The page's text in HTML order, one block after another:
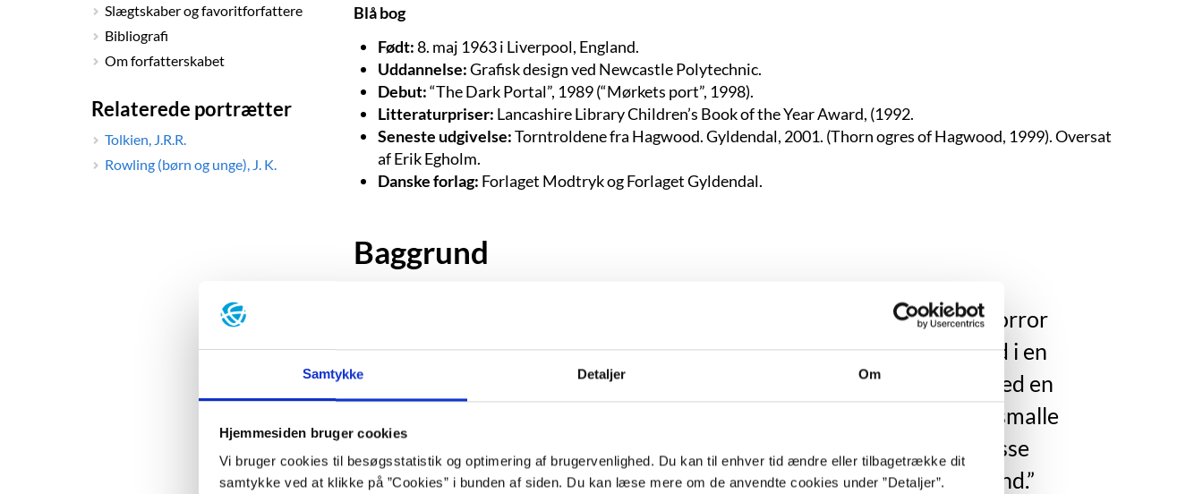
Samtykke Detaljer Om
Hjemmesiden bruger cookies
Vi bruger cookies til besøgsstatistik og optimering af brugervenlighed. Du kan til enhver tid ændre eller tilbagetrække dit
samtykke ved at klikke på ”Cookies” i bunden af siden. Du kan læse mere om de anvendte cookies under ”Detaljer”.
Slægtskaber og favoritforfattere
Bibliografi
Om forfatterskabet
Relaterede portrætter
Tolkien, J.R.R.
Rowling (børn og unge), J. K.
Blå bog
Født:8. maj 1963 i Liverpool, England.
Uddannelse:Grafisk design ved Newcastle Polytechnic.
Debut:“The Dark Portal”, 1989 (“Mørkets port”, 1998).
Litteraturpriser: Lancashire Library Children’s Book of the Year Award, (1992.
Seneste udgivelse:Torntroldene fra Hagwood. Gyldendal, 2001. (Thorn ogres of Hagwood, 1999). Oversat
af Erik Egholm.
Danske forlag: Forlaget Modtryk og Forlaget Gyldendal.
Baggrund
“Væsenet kom kravlende op fra floden. Det var en formløs horror
som en umådelig stor og tjæret amøbe, der forlængede sig ud i en
tyk, slangeagtig arm, så det kunne hive sig op af trapperne. Med en
ækel, skvulpende lyd, bevægede det sig langsomt gennem de smalle
brostensbelagte gader, og hvor end den enorme slatne masse
passerede, efterlod den en stinkende bane af slim i sit kølvand.”